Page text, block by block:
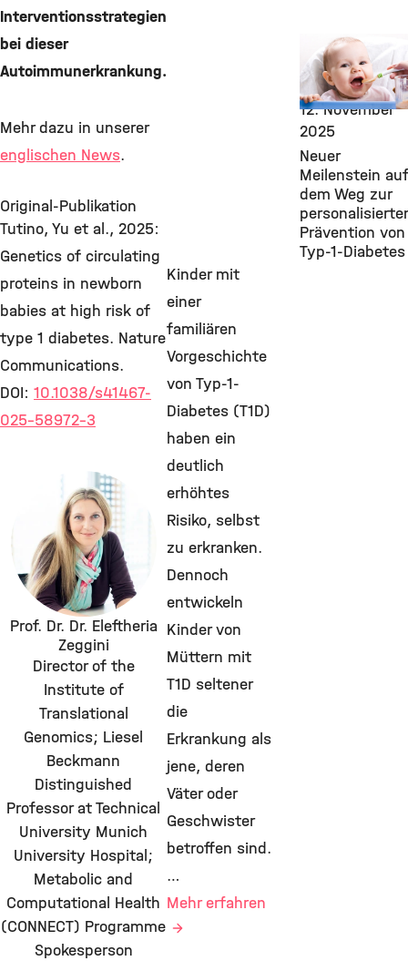
Interventionsstrategien
bei dieser
Autoimmunerkrankung.
Mehr dazu in unserer
englischen News.
Original-Publikation
Tutino, Yu et al., 2025:
Genetics of circulating
proteins in newborn
babies at high risk of
type 1 diabetes. Nature
Communications.
DOI: 10.1038/s41467-
025-58972-3
Prof. Dr. Dr. Eleftheria
Zeggini
Director of the
Institute of
Translational
Genomics; Liesel
Beckmann
Distinguished
Professor at Technical
University Munich
University Hospital;
Metabolic and
Computational Health
(CONNECT) Programme
Spokesperson
New Research
Findings,
Diabetes, IDF,
12. November
2025
Neuer
Meilenstein auf
dem Weg zur
Prävention von
Typ-1-Diabetes
Kinder mit
einer
familiären
Vorgeschichte
von Typ-1-
Diabetes (T1D)
haben ein
deutlich
erhöhtes
Risiko, selbst
zu erkranken.
Dennoch
entwickeln
Kinder von
Müttern mit
T1D seltener
die
Erkrankung als
jene, deren
Väter oder
Geschwister
betroffen sind.
…
Mehr erfahren